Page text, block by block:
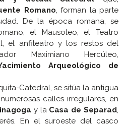
Romano, forman la parte
De la época romana, se
el Mausoleo, el Teatro
el anfiteatro y los restos del
Maximiano Hercúleo,
Arqueológico de
Catedral, se sitúa la antigua
calles irregulares, en
y la Casa de Separad,
En el suroeste del casco